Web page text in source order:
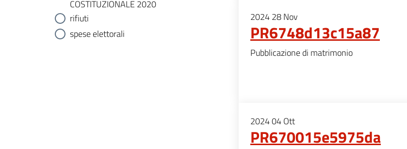
COSTITUZIONALE 2020
rifiuti
spese elettorali
202428Nov
PR6748d13c15a87
Pubblicazione di matrimonio
202404Ott
PR670015e5975da